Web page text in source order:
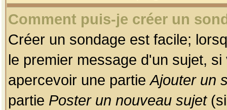
Comment puis-je créer un
Créer un sondage est facile;
le premier message d'un sujet,
apercevoir une partieAjouter un
partie Poster un nouveau sujet(si